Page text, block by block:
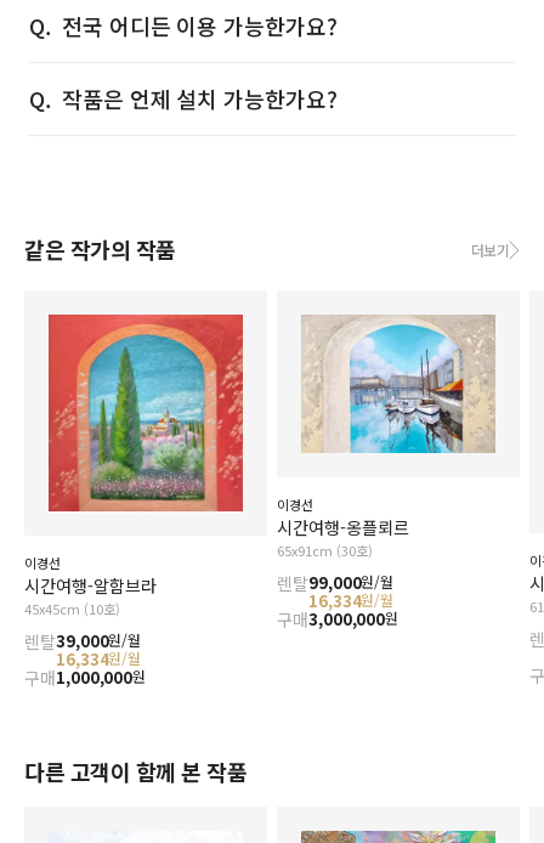
전국 어디든 이용 가능한가요?
작품은 언제 설치 가능한가요?
같은 작가의 작품 더보기
이경선
시간여행-알함브라
45x45cm (10호)
렌탈39,000원/월
16,334원/월
구매1,000,000원
이경선
시간여행-옹플뢰르
65x91cm (30호)
렌탈99,000원/월
16,334원/월
구매3,000,000원
다른 고객이 함께 본 작품